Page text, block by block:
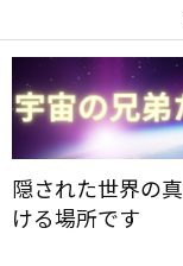
隠された世界の
ける場所です